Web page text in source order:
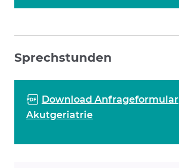
Sprechstunden
Download Anfrageformular
Akutgeriatrie